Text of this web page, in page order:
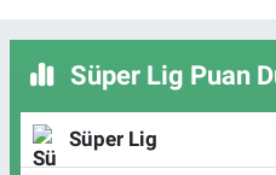
Süper Lig Puan
Süper Lig